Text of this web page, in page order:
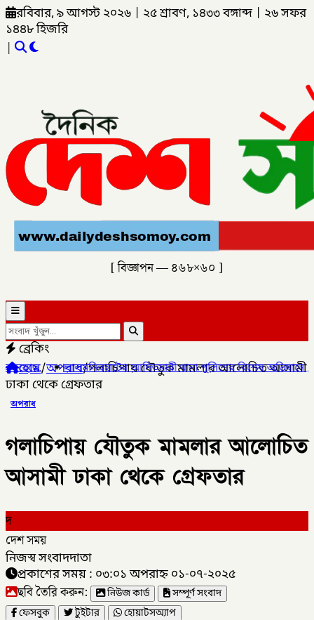
রবিবার, ৯ আগস্ট ২০২৬ ২৫ শ্রাবণ, ১৪৩৩ বঙ্গাব্দ
২৬ সফর
১৪৪৮ হিজরি
|
[ বিজ্ঞাপন — ৪৬৮×৬০ ]
ব্রেকিং
আদিতমারী থানা পুলিশের বিশেষ অভিযানে , মাদক সম্রাট
হোম/অপরাধ/গলাচিপায় যৌতুক মামলার আলোচিত আসামী
ঢাকা থেকে গ্রেফতার
অপরাধ
গলাচিপায় যৌতুক মামলার আলোচিত
আসামী ঢাকা থেকে গ্রেফতার
দ
দেশ সময়
নিজস্ব সংবাদদাতা
প্রকাশের সময় : ০৩:০১ অপরাহ্ন ০১-০৭-২০২৫
ছবি তৈরি করুন: নিউজ কার্ড
সম্পূর্ণ সংবাদ
ফেসবুক
টুইটার হোয়াটসঅ্যাপ